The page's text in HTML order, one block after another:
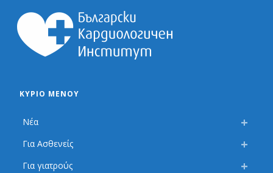
ΚΎΡΙΟ ΜΕΝΟΎ
Νέα
Για Ασθενείς
Για γιατρούς